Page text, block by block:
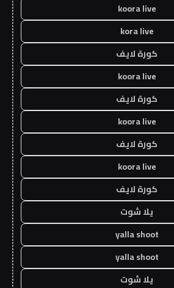
koora live
kora live
كورة لايف
koora live
كورة لايف
koora live
كورة لايف
koora live
كورة لايف
يلا شوت
yalla shoot
yalla shoot
يلا شوت